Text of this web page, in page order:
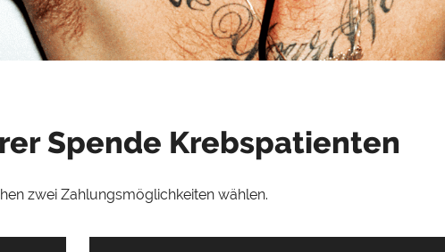
Spende Krebspatienten
zwei Zahlungsmöglichkeiten wählen.